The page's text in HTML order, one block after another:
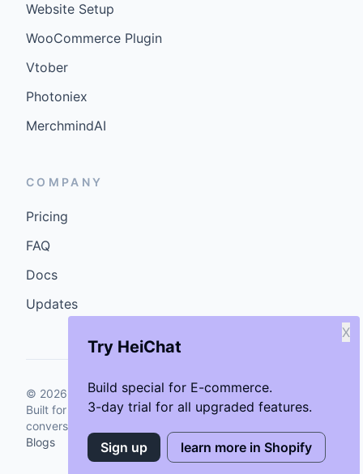
Try HeiChat
Build special for E-commerce.
3-day trial for all upgraded features.
X
Sign up learn more in Shopify
Website Setup
WooCommerce Plugin
Vtober
Photoniex
MerchmindAI
COMPANY
Pricing
FAQ
Docs
Updates
© 2026 GenCybers Inc. All rights reserved.
Built for storefronts that want faster answers and cleaner
conversions.
Blogs